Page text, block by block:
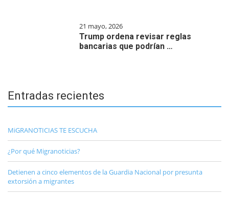
21 mayo, 2026
Trump ordena revisar reglas
bancarias que podrían …
Entradas recientes
MiGRANOTICIAS TE ESCUCHA
¿Por qué Migranoticias?
Detienen a cinco elementos de la Guardia Nacional por presunta
extorsión a migrantes